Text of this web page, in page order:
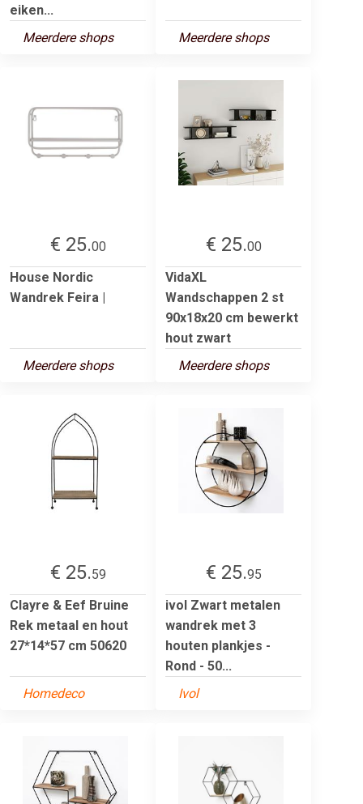
eiken...
Meerdere shops
Meerdere shops
€ 25.00
House Nordic
Wandrek Feira |
Meerdere shops
€ 25.00
VidaXL
Wandschappen 2 st
90x18x20 cm bewerkt
hout zwart
Meerdere shops
€ 25.59
Clayre & Eef Bruine
Rek metaal en hout
27*14*57 cm 50620
Homedeco
€ 25.95
ivol Zwart metalen
wandrek met 3
houten plankjes -
Rond - 50...
Ivol